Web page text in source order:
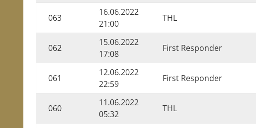
063
16.06.2022
21:00
THL
062
15.06.2022
17:08
First Responder
061
12.06.2022
22:59
First Responder
060
11.06.2022
05:32
THL